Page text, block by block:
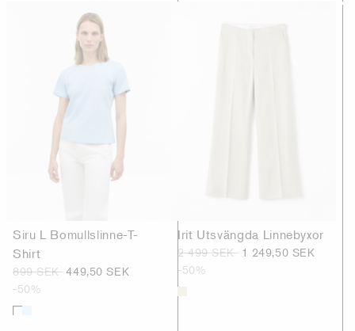
Siru L Bomullslinne-T-
Shirt
899 SEK 449,50 SEK
-50%
Irit Utsvängda Linnebyxor
2 499 SEK 1 249,50 SEK
-50%